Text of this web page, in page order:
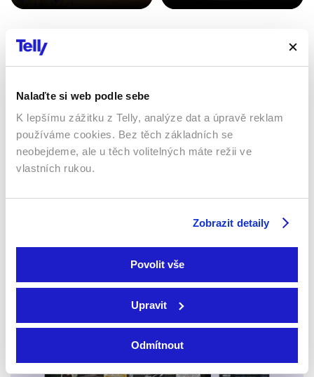
Nalaďte si web podle sebe
K lepšímu zážitku z Telly, analýze dat a úpravě reklam
používáme cookies. Bez těch základních se
neobejdeme, ale u těch volitelných máte režii ve
vlastních rukou.
Zobrazit detaily
Povolit vše
Upravit
Odmítnout
Sledovat internetovou televizi jde odkudkoliv